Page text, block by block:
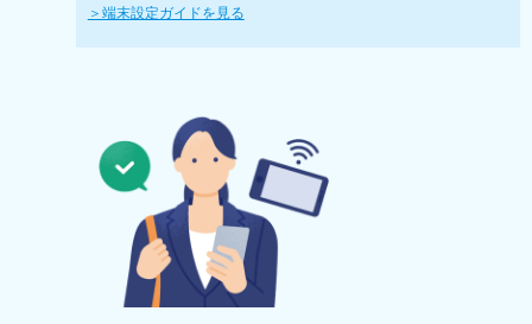
＞端末設定ガイドを見る